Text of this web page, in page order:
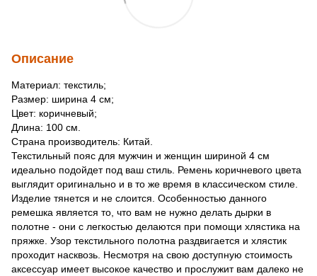
Описание
Материал: текстиль;
Размер: ширина 4 см;
Цвет: коричневый;
Длина: 100 см.
Страна производитель: Китай.
Текстильный пояс для мужчин и женщин шириной 4 см
идеально подойдет под ваш стиль. Ремень коричневого цвета
выглядит оригинально и в то же время в классическом стиле.
Изделие тянется и не слоится. Особенностью данного
ремешка является то, что вам не нужно делать дырки в
полотне - они с легкостью делаются при помощи хлястика на
пряжке. Узор текстильного полотна раздвигается и хлястик
проходит насквозь. Несмотря на свою доступную стоимость
аксессуар имеет высокое качество и прослужит вам далеко не